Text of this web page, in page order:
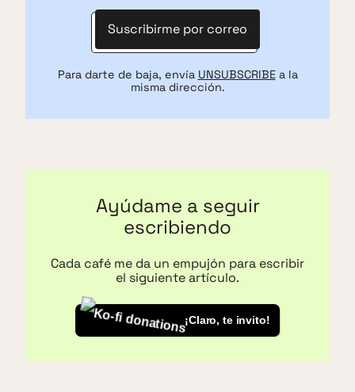
Suscribirme por correo
Para darte de baja, envía UNSUBSCRIBEa la
misma dirección.
Ayúdame a seguir
escribiendo
Cada café me da un empujón para escribir
el siguiente artículo.
¡Claro, te invito!